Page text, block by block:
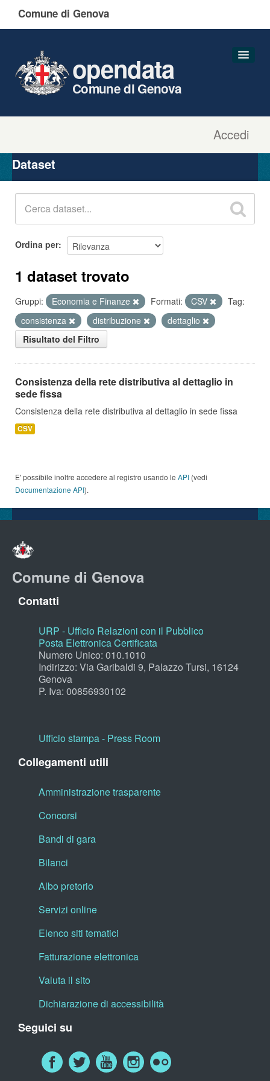
Comune di Genova
Accedi
opendata
Comune di Genova
Organizzazioni
Gruppi
Dataset
Ordina per
1 dataset trovato
Gruppi: Economia e Finanze Formati: CSV
Tag:
consistenza
distribuzione
dettaglio
Risultato del Filtro
Consistenza della rete distributiva al dettaglio in
sede fissa
Consistenza della rete distributiva al dettaglio in sede fissa
CSV
E' possibile inoltre accedere al registro usando le API (vedi
Documentazione API).
Comune di Genova
Contatti
URP - Ufficio Relazioni con il Pubblico
Posta Elettronica Certificata
Numero Unico: 010.1010
Indirizzo: Via Garibaldi 9, Palazzo Tursi, 16124
Genova
P. Iva: 00856930102
Ufficio stampa - Press Room
Collegamenti utili
Amministrazione trasparente
Concorsi
Bandi di gara
Bilanci
Albo pretorio
Servizi online
Elenco siti tematici
Fatturazione elettronica
Valuta il sito
Dichiarazione di accessibilità
Seguici su